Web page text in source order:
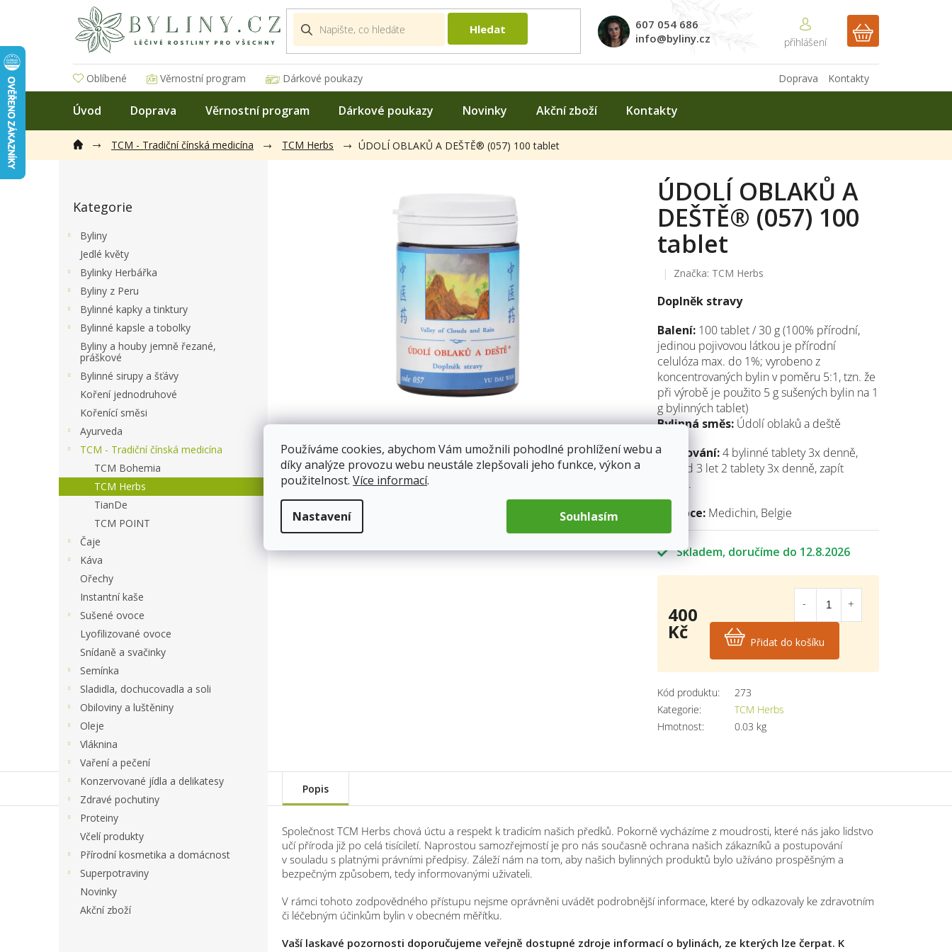
Používáme cookies, abychom Vám umožnili pohodlné prohlížení webu a
díky analýze provozu webu neustále zlepšovali jeho funkce, výkon a
použitelnost. Více informací.
Nastavení Souhlasím
Hledat
607 054 686
info@byliny.cz
NÁKUPNÍ
Oblíbené Věrnostní program Dárkové poukazy Kontakty
Doprava
Úvod Doprava Věrnostní program Dárkové poukazy Novinky Akční zboží Kontakty
TCM - Tradiční čínská medicína TCM Herbs ÚDOLÍ OBLAKŮ A DEŠTĚ® (057) 100 tablet
kategorie
Kategorie
Byliny
Jedlé květy
Bylinky Herbářka
Byliny z Peru
Bylinné kapky a tinktury
Bylinné kapsle a tobolky
Byliny a houby jemně řezané,
práškové
Bylinné sirupy a šťávy
Koření jednodruhové
Kořenící směsi
Ayurveda
TCM - Tradiční čínská medicína
TCM Bohemia
TCM Herbs
TianDe
TCM POINT
Čaje
Káva
Ořechy
Instantní kaše
Sušené ovoce
Lyofilizované ovoce
Snídaně a svačinky
Semínka
Sladidla, dochucovadla a soli
Obiloviny a luštěniny
Oleje
Vláknina
Vaření a pečení
Konzervované jídla a delikatesy
Zdravé pochutiny
Proteiny
Včelí produkty
Přírodní kosmetika a domácnost
Superpotraviny
Novinky
Akční zboží
Skladem 12.8.2026
Doplněk stravy
Balení: 100 tablet / 30 g (100% přírodní,
jedinou pojivovou látkou je přírodní
celulóza max. do 1%; vyrobeno z
koncentrovaných bylin v poměru 5:1, tzn. že
při výrobě je použito 5 g sušených bylin na 1
g bylinných tablet)
Bylinná směs: Údolí oblaků a deště
Dávkování:4 bylinné tablety 3x denně,
děti od 3 let 2 tablety 3x denně, zapít
vodou.
Výrobce: Medichin, Belgie
ÚDOLÍ OBLAKŮ A
DEŠTĚ® (057) 100
tablet
Značka: TCM Herbs
Kód produktu:
273
Kategorie:
TCM Herbs
Hmotnost: 0.03 kg
400
Kč Přidat do košíku
Popis
Společnost TCM Herbs chová úctu a respekt k tradicím našich předků. Pokorně vycházíme z moudrosti, které nás jako lidstvo
učí příroda již po celá tisíciletí. Naprostou samozřejmostí je pro nás současně ochrana našich zákazníků a postupování
v souladu s platnými právními předpisy. Záleží nám na tom, aby našich bylinných produktů bylo užíváno prospěšným a
bezpečným způsobem, tedy informovanými uživateli.
V rámci tohoto zodpovědného přístupu nejsme oprávněni uvádět podrobnější informace, které by odkazovaly ke zdravotním
či léčebným účinkům bylin v obecném měřítku.
Vaší laskavé pozornosti doporučujeme veřejně dostupné zdroje informací o bylinách, ze kterých lze čerpat. K